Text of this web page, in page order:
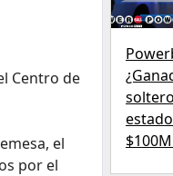
Centro de
el
por el